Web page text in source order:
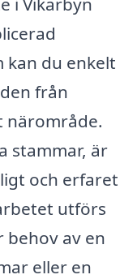
kan du enkelt
från
närområde.
stammar, är
och erfaret
utförs
behov av en
eller en